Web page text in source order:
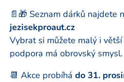
📄🎁 Seznam dárků najdete
jezisekproaut.cz
Vybrat si můžete malý i
podpora má obrovský smysl.
📆 Akce probíhá do 31.